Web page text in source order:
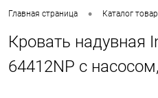
Главная страница • Каталог
Кровать надувная
64412NP с